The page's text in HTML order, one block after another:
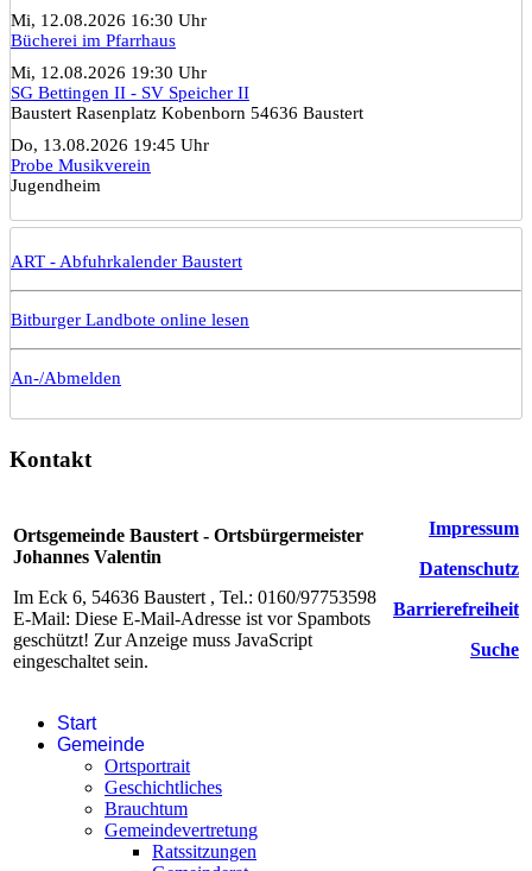
Mi, 12.08.2026 16:30 Uhr
Bücherei im Pfarrhaus
Mi, 12.08.2026 19:30 Uhr
SG Bettingen II - SV Speicher II
Baustert Rasenplatz Kobenborn 54636 Baustert
Do, 13.08.2026 19:45 Uhr
Probe Musikverein
Jugendheim
ART - Abfuhrkalender Baustert
Bitburger Landbote online lesen
An-/Abmelden
Kontakt
Ortsgemeinde Baustert - Ortsbürgermeister
Johannes Valentin
Im Eck 6, 54636 Baustert , Tel.: 0160/97753598
E-Mail: Diese E-Mail-Adresse ist vor Spambots
geschützt! Zur Anzeige muss JavaScript
eingeschaltet sein.
Impressum
Datenschutz
Barrierefreiheit
Suche
Start
Gemeinde
Ortsportrait
Geschichtliches
Brauchtum
Gemeindevertretung
Ratssitzungen